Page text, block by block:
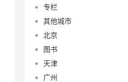
专栏
其他城市
北京
图书
天津
广州